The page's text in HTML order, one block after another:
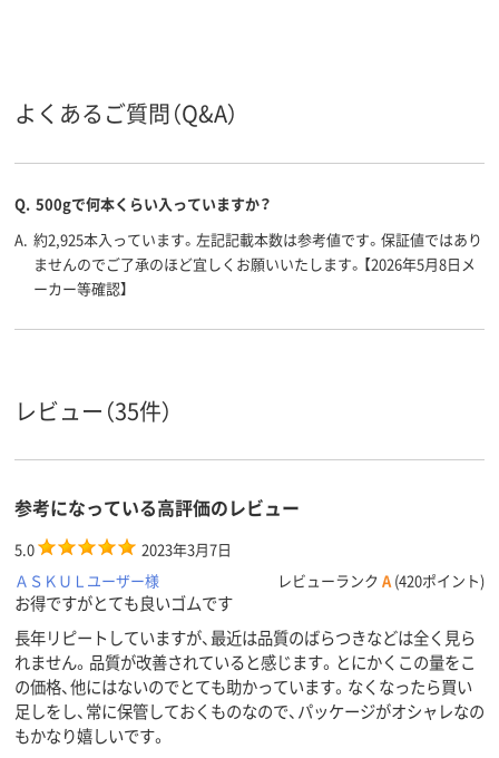
商品環境
スコア
25
よくあるご質問（Q&A）
Q. 500gで何本くらい入っていますか？
A. 約2,925本入っています。左記記載本数は参考値です。保証値ではあり
ませんのでご了承のほど宜しくお願いいたします。【2026年5月8日メ
ーカー等確認】
レビュー（35件）
参考になっている高評価のレビュー
5.0
2023年3月7日
ＡＳＫＵＬユーザー様
レビューランク A (420ポイント)
お得ですがとても良いゴムです
長年リピートしていますが、最近は品質のばらつきなどは全く見ら
れません。品質が改善されていると感じます。とにかくこの量をこ
の価格、他にはないのでとても助かっています。なくなったら買い
足しをし、常に保管しておくものなので、パッケージがオシャレなの
もかなり嬉しいです。